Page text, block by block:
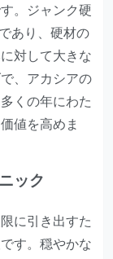
。ジャンク硬
あり、硬材の
対して大きな
、アカシアの
くの年にわた
値を高めま
ック
に引き出すた
す。穏やかな